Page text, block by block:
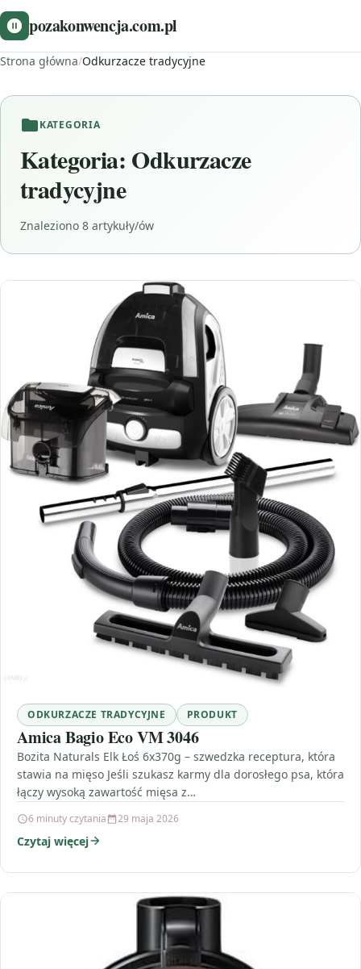
pozakonwencja.com.pl
Strona główna/Odkurzacze tradycyjne
KATEGORIA
Kategoria: Odkurzacze
tradycyjne
Znaleziono 8 artykuły/ów
ODKURZACZE TRADYCYJNE PRODUKT
Amica Bagio Eco VM 3046
Bozita Naturals Elk Łoś 6x370g – szwedzka receptura, która
stawia na mięso Jeśli szukasz karmy dla dorosłego psa, która
łączy wysoką zawartość mięsa z…
6 minuty czytania 29 maja 2026
Czytaj więcej